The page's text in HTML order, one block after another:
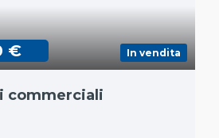
In vendita
€
commerciali